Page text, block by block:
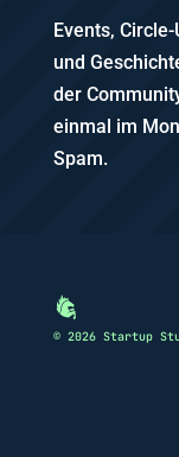
Events,
und
der
einmal im
Spam.
© 2026 Startup